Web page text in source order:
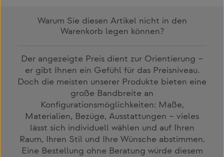
Warum Sie diesen Artikel nicht in den
Warenkorb legen können?
Der angezeigte Preis dient zur Orientierung –
er gibt Ihnen ein Gefühl für das Preisniveau.
Doch die meisten unserer Produkte bieten eine
große Bandbreite an
Konfigurationsmöglichkeiten: Maße,
Materialien, Bezüge, Ausstattungen – vieles
lässt sich individuell wählen und auf Ihren
Raum, Ihren Stil und Ihre Wünsche abstimmen.
Eine Bestellung ohne Beratung würde diesem